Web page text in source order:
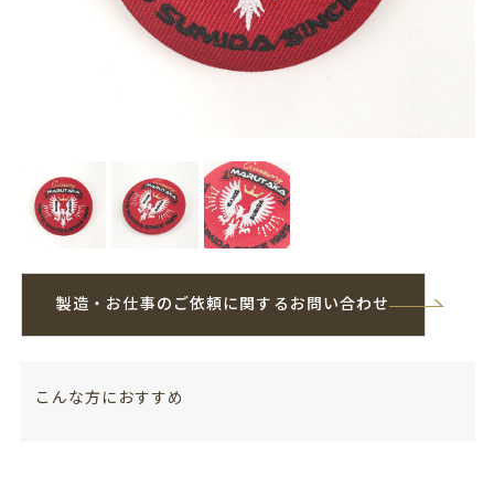
製造・お仕事のご依頼に関するお問い合わせ
こんな方におすすめ